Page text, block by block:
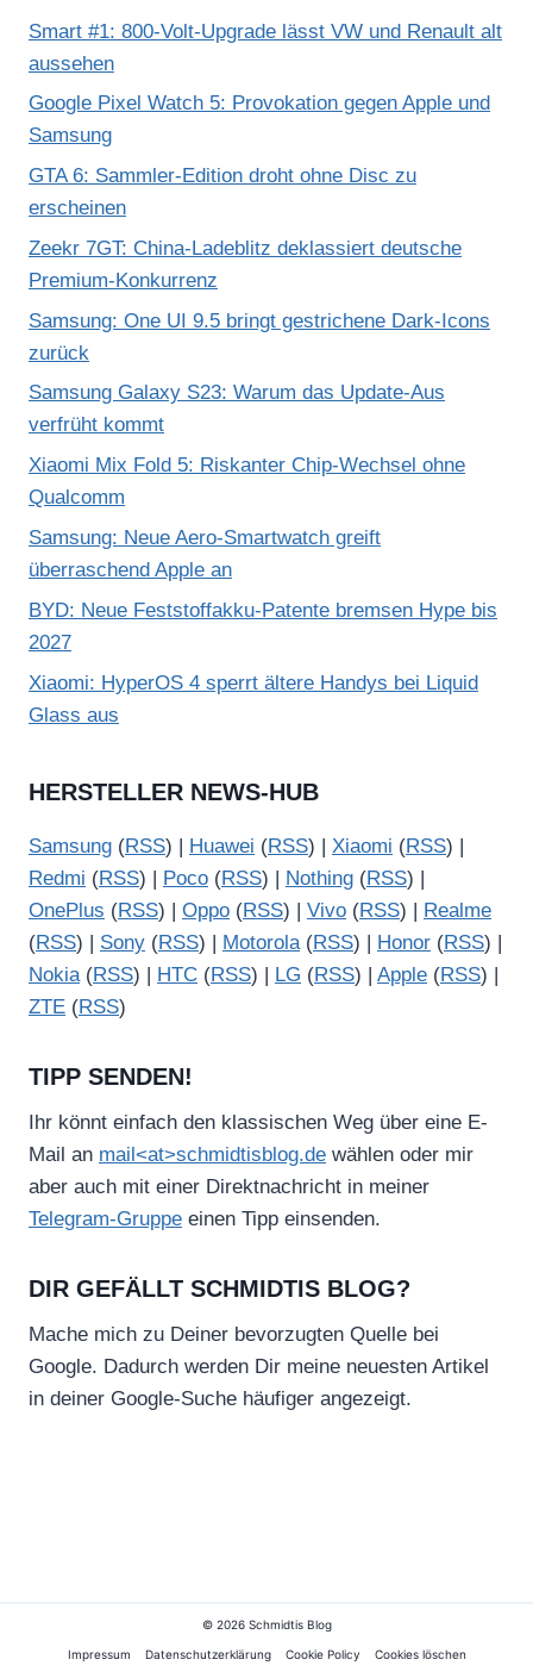
Smart #1: 800-Volt-Upgrade lässt VW und Renault alt
aussehen
Google Pixel Watch 5: Provokation gegen Apple und
Samsung
GTA 6: Sammler-Edition droht ohne Disc zu
erscheinen
Zeekr 7GT: China-Ladeblitz deklassiert deutsche
Premium-Konkurrenz
Samsung: One UI 9.5 bringt gestrichene Dark-Icons
zurück
Samsung Galaxy S23: Warum das Update-Aus
verfrüht kommt
Xiaomi Mix Fold 5: Riskanter Chip-Wechsel ohne
Qualcomm
Samsung: Neue Aero-Smartwatch greift
überraschend Apple an
BYD: Neue Feststoffakku-Patente bremsen Hype bis
2027
Xiaomi: HyperOS 4 sperrt ältere Handys bei Liquid
Glass aus
HERSTELLER NEWS-HUB
Samsung (RSS) | Huawei (RSS) | Xiaomi (RSS) |
Redmi (RSS) | Poco (RSS) | Nothing (RSS) |
OnePlus (RSS) | Oppo (RSS) | Vivo (RSS) |
Realme
(RSS) | Sony (RSS) | Motorola(RSS) | Honor (RSS) |
Nokia(RSS) | HTC (RSS) | LG (RSS) | Apple (RSS) |
ZTE (RSS)
TIPP SENDEN!
Ihr könnt einfach den klassischen Weg über eine E-
Mail an mail<at>schmidtisblog.de wählen oder mir
aber auch mit einer Direktnachricht in meiner
Telegram-Gruppe einen Tipp einsenden.
DIR GEFÄLLT SCHMIDTIS BLOG?
Mache mich zu Deiner bevorzugten Quelle bei
Google. Dadurch werden Dir meine neuesten Artikel
in deiner Google-Suche häufiger angezeigt.
© 2026 Schmidtis Blog
Impressum Datenschutzerklärung Cookie Policy Cookies löschen